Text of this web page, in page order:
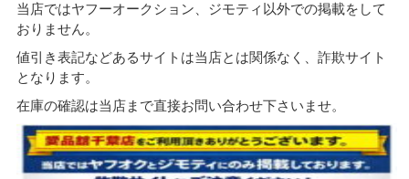
当店ではヤフーオークション、ジモティ以外での掲載をして
おりません。
値引き表記などあるサイトは当店とは関係なく、詐欺サイト
となります。
在庫の確認は当店まで直接お問い合わせ下さいませ。